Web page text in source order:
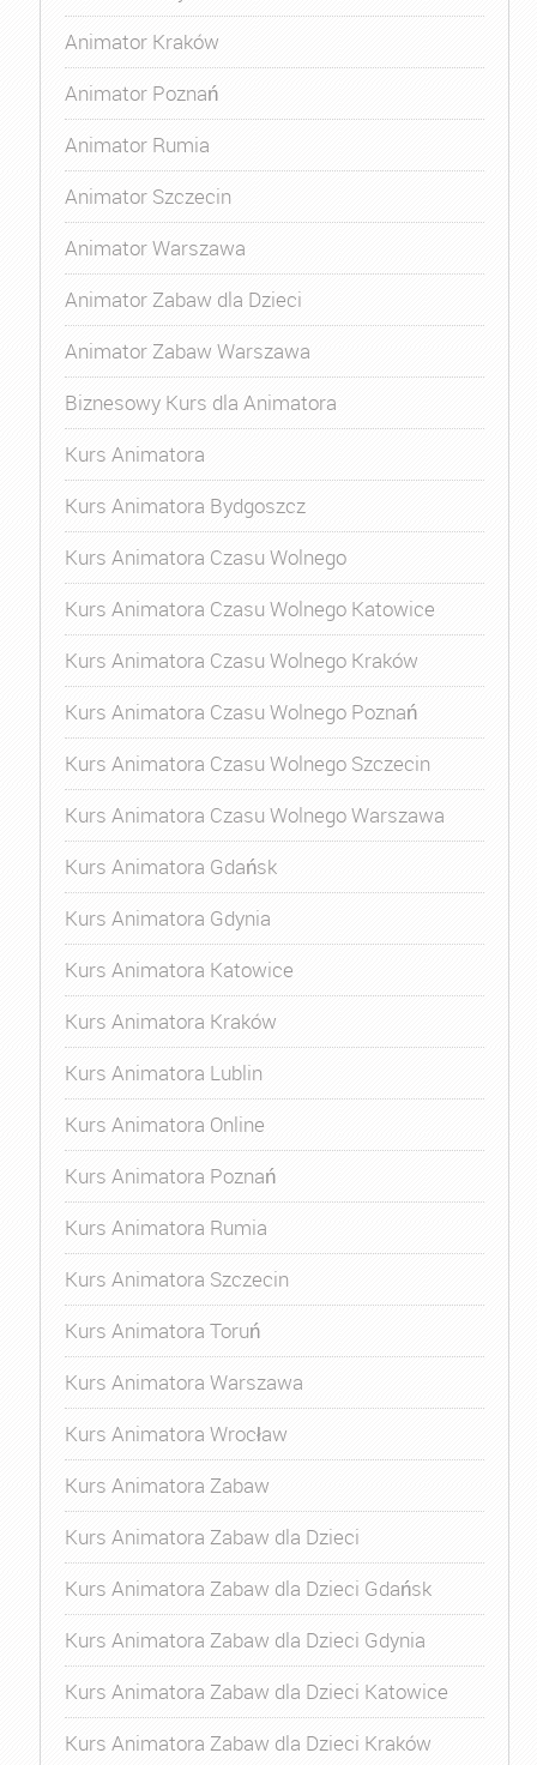
Animator Kraków
Animator Poznań
Animator Rumia
Animator Szczecin
Animator Warszawa
Animator Zabaw dla Dzieci
Animator Zabaw Warszawa
Biznesowy Kurs dla Animatora
Kurs Animatora
Kurs Animatora Bydgoszcz
Kurs Animatora Czasu Wolnego
Kurs Animatora Czasu Wolnego Katowice
Kurs Animatora Czasu Wolnego Kraków
Kurs Animatora Czasu Wolnego Poznań
Kurs Animatora Czasu Wolnego Szczecin
Kurs Animatora Czasu Wolnego Warszawa
Kurs Animatora Gdańsk
Kurs Animatora Gdynia
Kurs Animatora Katowice
Kurs Animatora Kraków
Kurs Animatora Lublin
Kurs Animatora Online
Kurs Animatora Poznań
Kurs Animatora Rumia
Kurs Animatora Szczecin
Kurs Animatora Toruń
Kurs Animatora Warszawa
Kurs Animatora Wrocław
Kurs Animatora Zabaw
Kurs Animatora Zabaw dla Dzieci
Kurs Animatora Zabaw dla Dzieci Gdańsk
Kurs Animatora Zabaw dla Dzieci Gdynia
Kurs Animatora Zabaw dla Dzieci Katowice
Kurs Animatora Zabaw dla Dzieci Kraków